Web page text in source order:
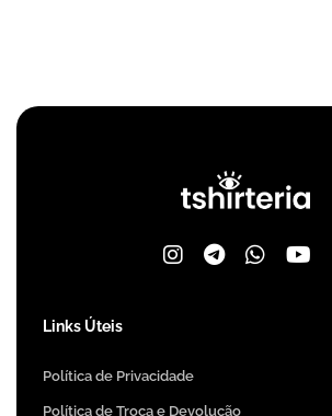
Links Úteis
Política de Privacidade
Política de Troca e Devolução